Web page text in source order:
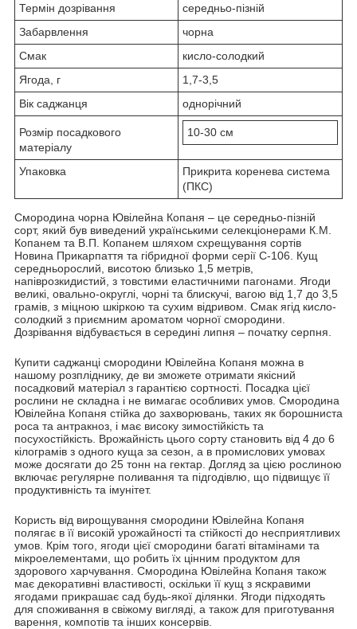
Термін дозрівання
середньо-пізній
Забарвлення
чорна
Смак
кисло-солодкий
Ягода, г
1,7-3,5
Вік саджанця
однорічний
Розмір посадкового
матеріалу
10-30 см
Упаковка
Прикрита коренева система
(ПКС)
Смородина чорна Ювілейна Копаня – це середньо-пізній
сорт, який був виведений українськими селекціонерами К.М.
Копанем та В.П. Копанем шляхом схрещування сортів
Новина Прикарпаття та гібридної форми серії С-106. Кущ
середньорослий, висотою близько 1,5 метрів,
напіврозкидистий, з товстими еластичними пагонами. Ягоди
великі, овально-округлі, чорні та блискучі, вагою від 1,7 до 3,5
грамів, з міцною шкіркою та сухим відривом. Смак ягід кисло-
солодкий з приємним ароматом чорної смородини.
Дозрівання відбувається в середині липня – початку серпня.
Купити саджанці смородини Ювілейна Копаня можна в
нашому розпліднику, де ви зможете отримати якісний
посадковий матеріал з гарантією сортності. Посадка цієї
рослини не складна і не вимагає особливих умов. Смородина
Ювілейна Копаня стійка до захворювань, таких як борошниста
роса та антракноз, і має високу зимостійкість та
посухостійкість. Врожайність цього сорту становить від 4 до 6
кілограмів з одного куща за сезон, а в промислових умовах
може досягати до 25 тонн на гектар. Догляд за цією рослиною
включає регулярне поливання та підгодівлю, що підвищує її
продуктивність та імунітет.
Користь від вирощування смородини Ювілейна Копаня
полягає в її високій урожайності та стійкості до несприятливих
умов. Крім того, ягоди цієї смородини багаті вітамінами та
мікроелементами, що робить їх цінним продуктом для
здорового харчування. Смородина Ювілейна Копаня також
має декоративні властивості, оскільки її кущ з яскравими
ягодами прикрашає сад будь-якої ділянки. Ягоди підходять
для споживання в свіжому вигляді, а також для приготування
варення, компотів та інших консервів.